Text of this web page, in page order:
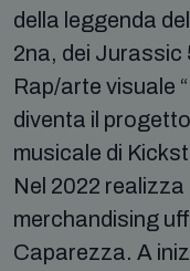
della leggenda
2na, dei Jurassic
Rap/arte visuale
diventa il
musicale di
Nel 2022
merchandising
Caparezza. A